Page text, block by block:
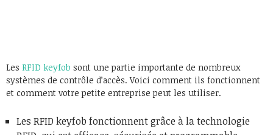
Les RFID keyfob sont une partie importante de nombreux
systèmes de contrôle d’accès. Voici comment ils fonctionnent
et comment votre petite entreprise peut les utiliser.
Les RFID keyfob fonctionnent grâce à la technologie